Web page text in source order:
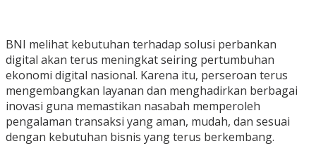
BNI melihat kebutuhan terhadap solusi perbankan
digital akan terus meningkat seiring pertumbuhan
ekonomi digital nasional. Karena itu, perseroan terus
mengembangkan layanan dan menghadirkan berbagai
inovasi guna memastikan nasabah memperoleh
pengalaman transaksi yang aman, mudah, dan sesuai
dengan kebutuhan bisnis yang terus berkembang.